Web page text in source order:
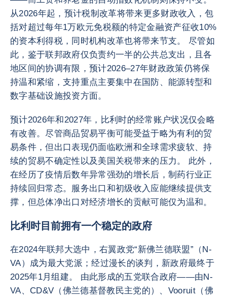
从2026年起，预计税制改革将带来更多财政收入，包
括对超过每年1万欧元免税额的特定金融资产征收10%
的资本利得税，同时机构改革也将带来节支。 尽管如
此，鉴于联邦政府仅负责约一半的公共总支出，且各
地区间的协调有限，预计2026–27年财政政策仍将保
持温和紧缩，支持重点主要集中在国防、能源转型和
数字基础设施投资方面。
预计2026年和2027年，比利时的经常账户状况仅会略
有改善。尽管商品贸易平衡可能受益于略为有利的贸
易条件，但出口表现仍面临欧洲和全球需求疲软、持
续的贸易不确定性以及美国关税带来的压力。 此外，
在经历了疫情后数年异常强劲的增长后，制药行业正
持续回归常态。服务出口和初级收入应能继续提供支
撑，但总体净出口对经济增长的贡献可能仅为温和。
比利时目前拥有一个稳定的政府
在2024年联邦大选中，右翼政党“新佛兰德联盟”（N-
VA）成为最大党派；经过漫长的谈判，新政府最终于
2025年1月组建。 由此形成的五党联合政府——由N-
VA、CD&V（佛兰德基督教民主党的）、Vooruit（佛